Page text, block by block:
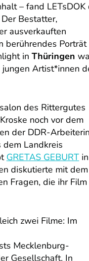
– fand LETsDOK
Bestatter,
ausverkauften
berührendes Porträt
in Thüringen
Artist*innen
des Rittergutes
noch vor dem
der DDR-
dem Landkreis
GRETAS GEBURT in
diskutierte mit dem
Fragen, die ihr Film
zwei Filme: Im
Mecklenburg-
Gesellschaft. In